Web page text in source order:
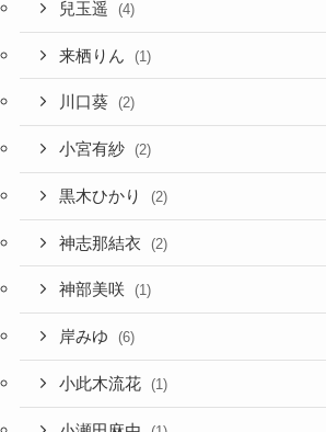
兒玉遥 (4)
来栖りん (1)
川口葵 (2)
小宮有紗 (2)
黒木ひかり (2)
神志那結衣 (2)
神部美咲 (1)
岸みゆ (6)
小此木流花 (1)